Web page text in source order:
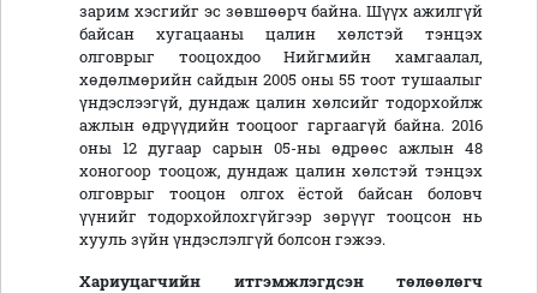
зарим хэсгийг эс зөвшөөрч байна. Шүүх ажилгүй
байсан хугацааны цалин хөлстэй тэнцэх
олговрыг тооцохдоо Нийгмийн хамгаалал,
хөдөлмөрийн сайдын 2005 оны 55 тоот тушаалыг
үндэслээгүй, дундаж цалин хөлсийг тодорхойлж
ажлын өдрүүдийн тооцоог гаргаагүй байна. 2016
оны 12 дугаар cарын 05-ны өдрөөс ажлын 48
хоногоор тооцож, дундаж цалин хөлстэй тэнцэх
олговрыг тооцон олгох ёстой байсан боловч
үүнийг тодорхойлохгүйгээр зөрүүг тооцсон нь
хууль зүйн үндэслэлгүй болсон гэжээ.
Хариуцагчийн итгэмжлэгдсэн төлөөлөгч